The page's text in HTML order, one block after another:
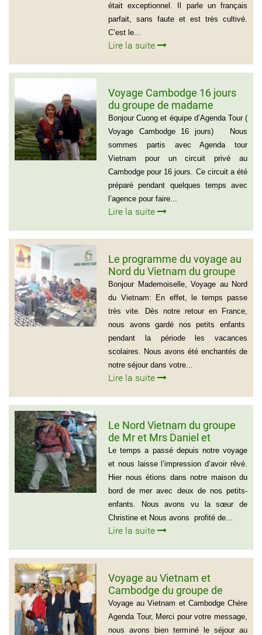
était exceptionnel. Il parle un français
parfait, sans faute et est très cultivé.
C’est le...
Lire la suite
Voyage Cambodge 16 jours
du groupe de madame
Danielle et Monsieur Jean
Luc 0033 – 06 88 20 18 95
Bonjour Cuong et équipe d’Agenda Tour (
Voyage Cambodge 16 jours) Nous
sommes partis avec Agenda tour
Vietnam pour un circuit privé au
Cambodge pour 16 jours. Ce circuit a été
préparé pendant quelques temps avec
l’agence pour faire...
Lire la suite
Le programme du voyage au
Nord du Vietnam du groupe
de Madame Jacqueline
MONTAGNE
Bonjour Mademoiselle, Voyage au Nord
du Vietnam: En effet, le temps passe
très vite. Dès notre retour en France,
nous avons gardé nos petits enfants
pendant la période les vacances
scolaires. Nous avons été enchantés de
notre séjour dans votre...
Lire la suite
Le Nord Vietnam du groupe
de Mr et Mrs Daniel et
Christine
Le temps a passé depuis notre voyage
et nous laisse l’impression d’avoir rêvé.
Hier nous étions dans notre maison du
bord de mer avec deux de nos petits-
enfants. Nous avons vu la sœur de
Christine et Nous avons profité de...
Lire la suite
Voyage au Vietnam et
Cambodge du groupe de
madame Josette et Michel
GUILLON ( 6 personnes) 37
jours
Voyage au Vietnam et Cambodge Chère
Agenda Tour, Merci pour votre message,
nous avons bien terminé le séjour au